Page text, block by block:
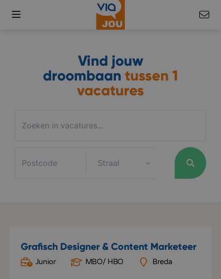
Vind jouw
droombaan tussen 1
vacatures
Grafisch Designer & Content Marketeer
Junior MBO/ HBO Breda